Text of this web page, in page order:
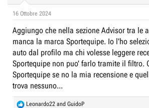
s
16 Ottobre 2024
Aggiungo che nella sezione Advisor tra le
manca la marca Sportequipe. Io l'ho
auto dal profilo ma chi volesse leggere
Sportequipe non puo' farlo tramite il filtro.
Sportequipe se no la mia recensione e
trova nessuno...
RLeonardo22 and GuidoP